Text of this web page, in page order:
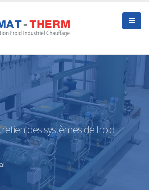
des systèmes de froid